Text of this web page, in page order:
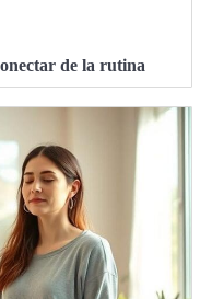
de la rutina